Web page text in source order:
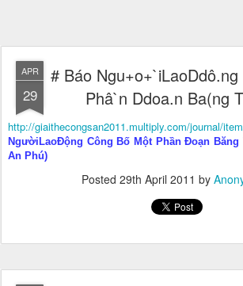
APR
29
# Báo
Phâ`n Ddoa.n Ba(ng
http://giaithecongsan2011.multiply.com/journal/
NgườiLaoĐộng Công Bố Một Phần Đoạn Băng
An Phú)
Posted 29th April 2011 by